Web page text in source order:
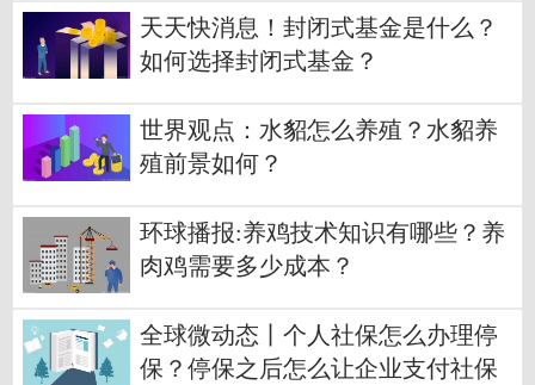
天天快消息！封闭式基金是什么？
如何选择封闭式基金？
世界观点：水貂怎么养殖？水貂养
殖前景如何？
环球播报:养鸡技术知识有哪些？养
肉鸡需要多少成本？
全球微动态丨个人社保怎么办理停
保？停保之后怎么让企业支付社保